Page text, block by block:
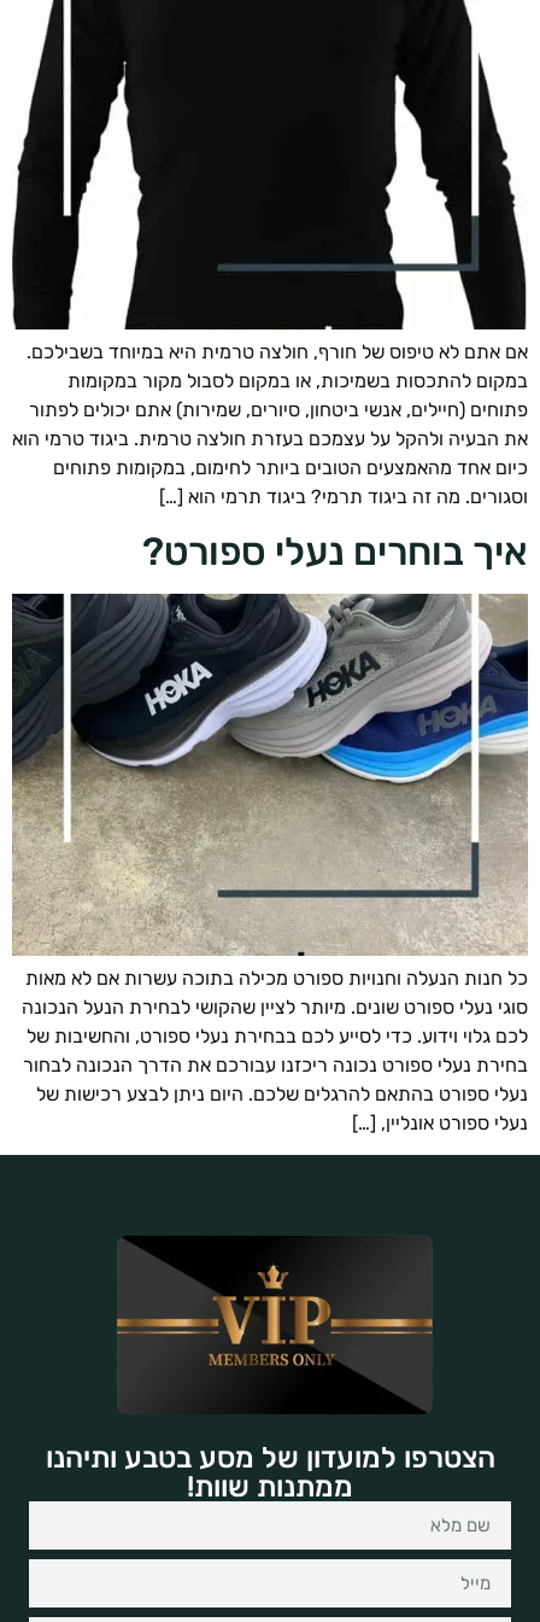
לא טיפוס של חורף, חולצה טרמית היא במיוחד בשבילכם.
להתכסות בשמיכות, או במקום לסבול מקור במקומות
(חיילים, אנשי ביטחון, סיורים, שמירות) אתם יכולים לפתור
ולהקל על עצמכם בעזרת חולצה טרמית. ביגוד טרמי הוא
אחד מהאמצעים הטובים ביותר לחימום, במקומות פתוחים
מה זה ביגוד תרמי? ביגוד תרמי הוא […]
בוחרים נעלי ספורט?
הנעלה וחנויות ספורט מכילה בתוכה עשרות אם לא מאות
נעלי ספורט שונים. מיותר לציין שהקושי לבחירת הנעל הנכונה
גלוי וידוע. כדי לסייע לכם בבחירת נעלי ספורט, והחשיבות של
נעלי ספורט נכונה ריכזנו עבורכם את הדרך הנכונה לבחור
ספורט בהתאם להרגלים שלכם. היום ניתן לבצע רכישות של
ספורט אונליין, […]
הצטרפו למועדון של מסע בטבע ותיהנו
ממתנות שוות!